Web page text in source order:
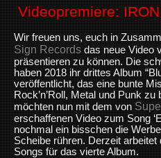
Videopremiere:
Wir freuen uns, euch in
Sign Records das neue Video
präsentieren zu können. Die
haben 2018 ihr drittes Album
veröffentlicht, das eine bunte
Rock’n’Roll, Metal und Punk zu
möchten nun mit dem von
erschaffenen Video zum Song
nochmal ein bisschen die
Scheibe rühren. Derzeit arbeitet
Songs für das vierte Album.